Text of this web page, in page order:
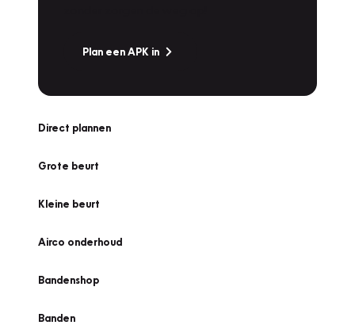
Plan een APK in
Direct plannen
Grote beurt
Kleine beurt
Airco onderhoud
Bandenshop
Banden